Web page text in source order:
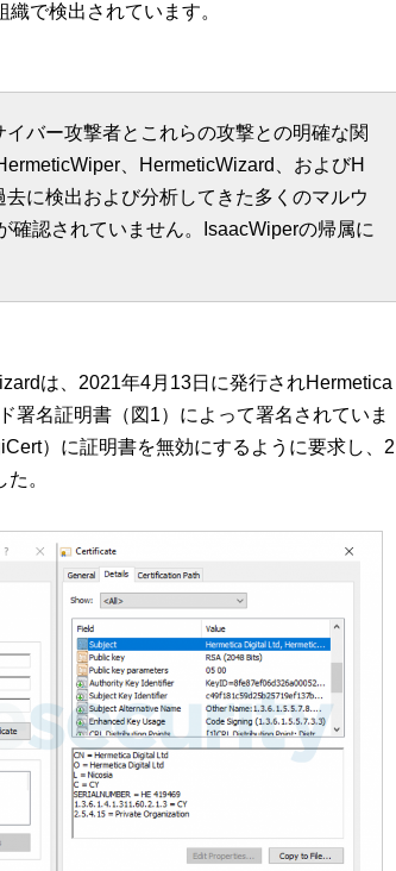
で検出されています。
バー攻撃者とこれらの攻撃との明確な関
、HermeticWizard、およびH
に検出および分析してきた多くのマルウ
確認されていません。IsaacWiperの帰属に
は、2021年4月13日に発行されHermetica
署名証明書（図1）によって署名されていま
）に証明書を無効にするように要求し、2
。